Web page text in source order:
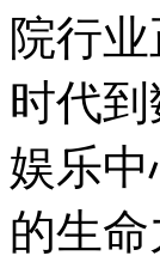
院行
时代
娱乐
的生